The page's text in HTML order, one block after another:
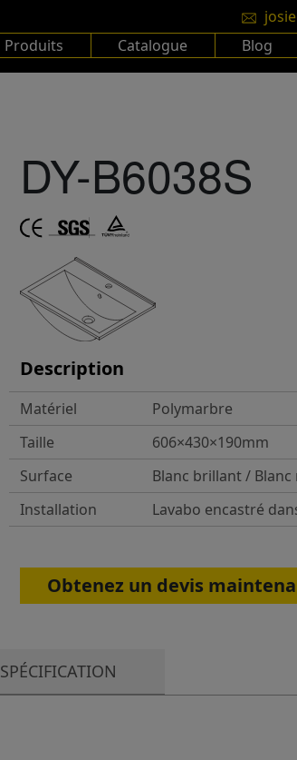
Produits Catalogue Blog
DY-B6038S
Description
Matériel
Polymarbre
Taille
606×430×190mm
Surface
Blanc brillant / Blanc
Installation
Lavabo encastré
Obtenez un devis
SPÉCIFICATION